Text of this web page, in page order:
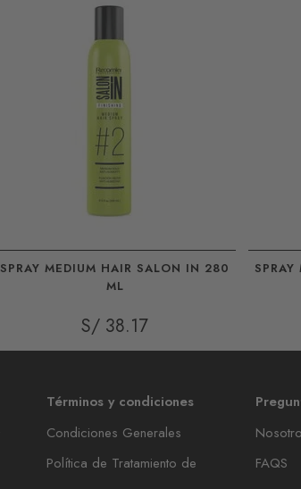
SPRAY MEDIUM HAIR SALON IN 280
ML
S/ 38.17
Términos y condiciones
Condiciones Generales
Política de Tratamiento de
FAQS